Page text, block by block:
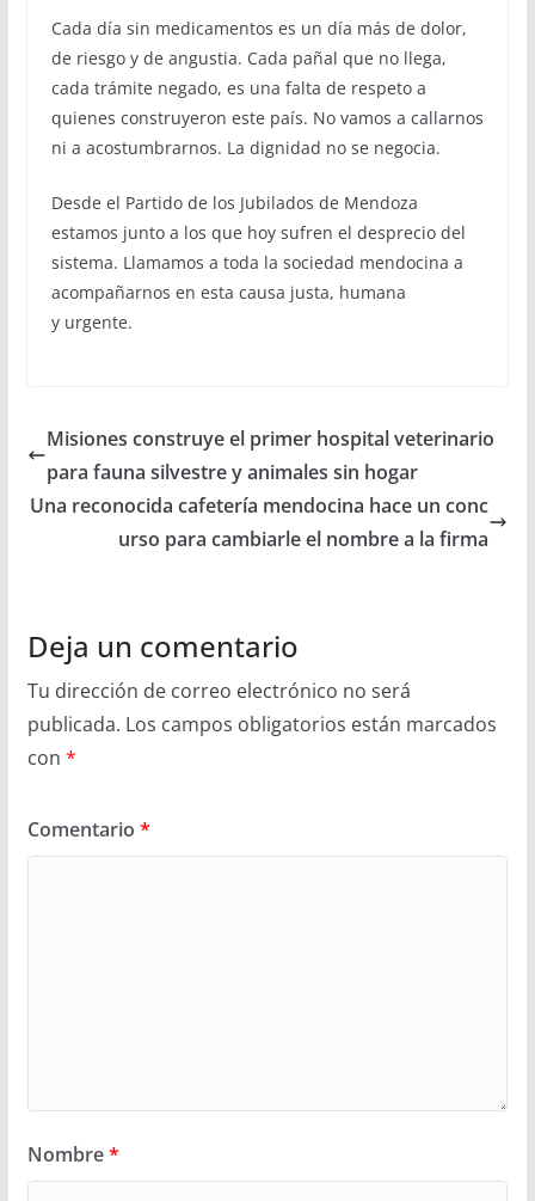
Cada día sin medicamentos es un día más de dolor,
de riesgo y de angustia. Cada pañal que no llega,
cada trámite negado, es una falta de respeto a
quienes construyeron este país. No vamos a callarnos
ni a acostumbrarnos. La dignidad no se negocia.
Desde el Partido de los Jubilados de Mendoza
estamos junto a los que hoy sufren el desprecio del
sistema. Llamamos a toda la sociedad mendocina a
acompañarnos en esta causa justa, humana
y urgente.
Misiones construye el primer hospital veterinario
para fauna silvestre y animales sin hogar
Una reconocida cafetería mendocina hace un conc
urso para cambiarle el nombre a la firma
Deja un comentario
Tu dirección de correo electrónico no será
publicada. Los campos obligatorios están marcados
con *
Comentario *
Nombre*